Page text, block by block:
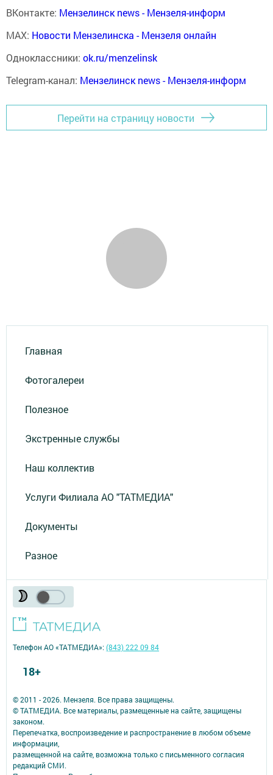
ВКонтакте: Мензелинск news - Мензеля-информ
MAX: Новости Мензелинска - Мензеля онлайн
Одноклассники: ok.ru/menzelinsk
Telegram-канал: Мензелинск news - Мензеля-информ
Перейти на страницу новости
Главная
Фотогалереи
Полезное
Экстренные службы
Наш коллектив
Услуги Филиала АО "ТАТМЕДИА"
Документы
Разное
© 2011 - 2026. Мензеля. Все права защищены.
© ТАТМЕДИА. Все материалы, размещенные на сайте, защищены
законом.
Перепечатка, воспроизведение и распространение в любом объеме
информации,
размещенной на сайте, возможна только с письменного согласия
редакций СМИ.
Телефон АО «ТАТМЕДИА»:(843) 222 09 84
18+